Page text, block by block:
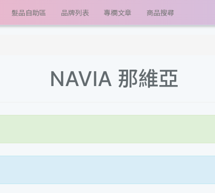
髮品自助區 品牌列表 專欄文章 商品搜尋
NAVIA 那維亞